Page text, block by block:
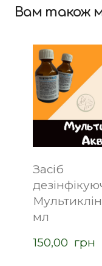
Вам також
Засіб
мл
150,00  грн